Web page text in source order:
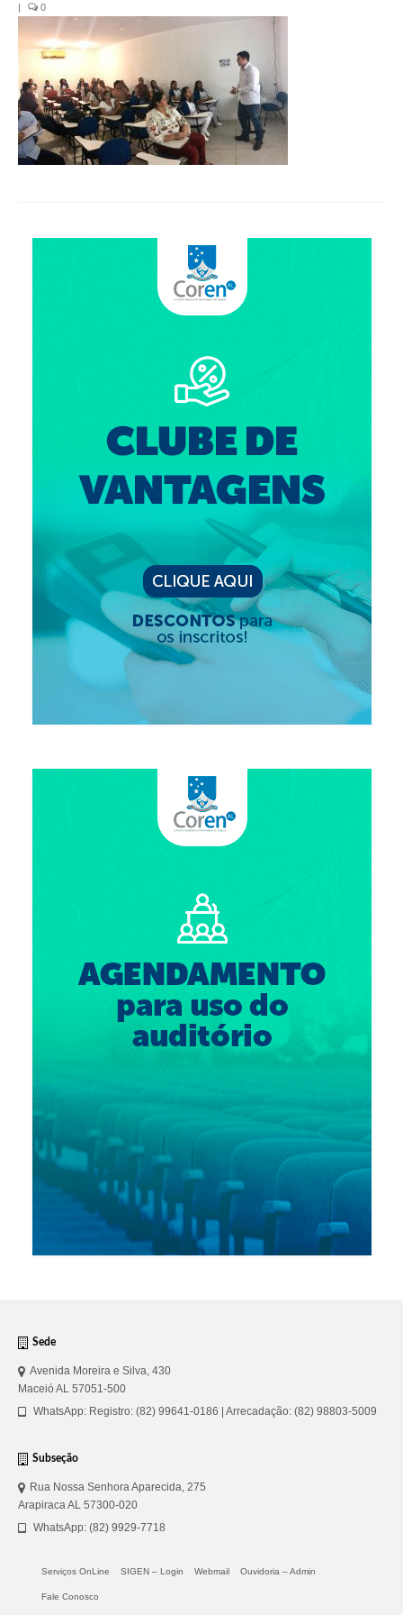
Conselheiros e Diretoria
Câmaras Técnicas
Carta de Serviços ao Cidadão
Governança
Eleições Triênio 2027-2029
Eleições 2023
Agenda do presidente
Editais e licitação
Eleições
Fiscalização
Responsabilidade Técnica
Legislações
Decisões
Portarias
Resoluções
Desagravo Público
Censura Pública
Suspensão do Exercício Profissional
Clube de Vantagens
Valores dos serviços
Reserva de auditório
Notícias
Contatos
Fale Conosco
| 0
Sede
Avenida Moreira e Silva, 430
Maceió AL 57051-500
WhatsApp: Registro: (82) 99641-0186 | Arrecadação: (82) 98803-5009
Subseção
Rua Nossa Senhora Aparecida, 275
Arapiraca AL 57300-020
WhatsApp: (82) 9929-7718
Serviços OnLine SIGEN – Login Webmail Ouvidoria – Admin
Fale Conosco